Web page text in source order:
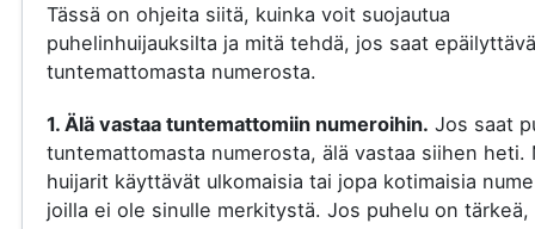
Tässä on ohjeita siitä, kuinka voit suojautua
puhelinhuijauksilta ja mitä tehdä, jos saat
tuntemattomasta numerosta.
1. Älä vastaa tuntemattomiin numeroihin. Jos saat
tuntemattomasta numerosta, älä vastaa siihen heti.
huijarit käyttävät ulkomaisia tai jopa kotimaisia
joilla ei ole sinulle merkitystä. Jos puhelu on